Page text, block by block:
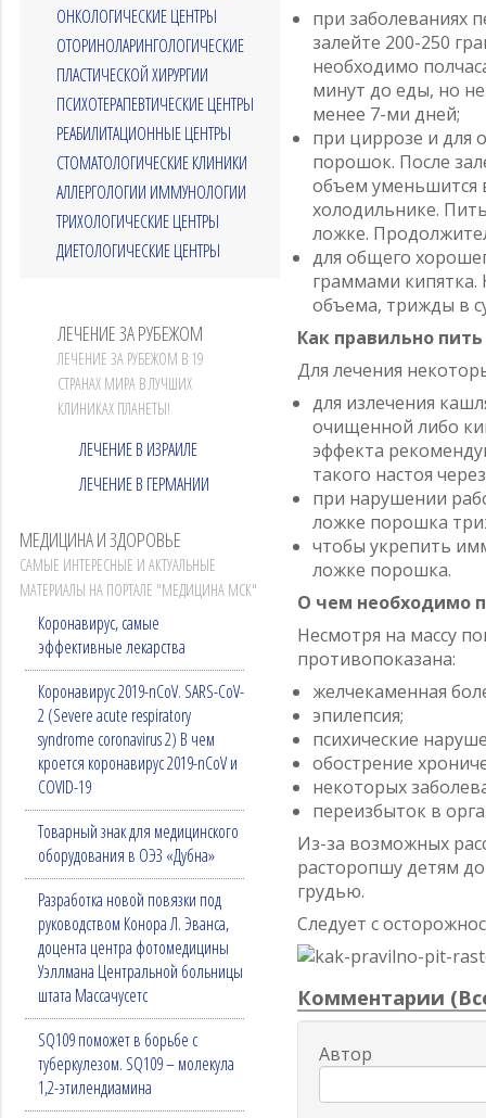
при заболеваниях
залейте 200-250
необходимо
минут до еды, но
менее 7-ми дней;
при циррозе и для
порошок. После
объем уменьшится
холодильнике.
ложке.
для общего
граммами кипятка.
объема, трижды в
Как правильно
Для лечения
для излечения
очищенной либо
эффекта
такого настоя
при нарушении
ложке порошка
чтобы укрепить
ложке порошка.
О чем необходимо
Несмотря на массу
противопоказана:
желчекаменная
эпилепсия;
психические
обострение
некоторых
переизбыток в
Из-за возможных
расторопшу детям
грудью.
Следует с
Комментарии (
Автор
ОНКОЛОГИЧЕСКИЕ ЦЕНТРЫ
ОТОРИНОЛАРИНГОЛОГИЧЕСКИЕ
ПЛАСТИЧЕСКОЙ ХИРУРГИИ
ПСИХОТЕРАПЕВТИЧЕСКИЕ ЦЕНТРЫ
РЕАБИЛИТАЦИОННЫЕ ЦЕНТРЫ
СТОМАТОЛОГИЧЕСКИЕ КЛИНИКИ
АЛЛЕРГОЛОГИИ ИММУНОЛОГИИ
ТРИХОЛОГИЧЕСКИЕ ЦЕНТРЫ
ДИЕТОЛОГИЧЕСКИЕ ЦЕНТРЫ
ЛЕЧЕНИЕ ЗА РУБЕЖОМ
ЛЕЧЕНИЕ ЗА РУБЕЖОМ В 19
СТРАНАХ МИРА В ЛУЧШИХ
КЛИНИКАХ ПЛАНЕТЫ!
ЛЕЧЕНИЕ В ИЗРАИЛЕ
ЛЕЧЕНИЕ В ГЕРМАНИИ
МЕДИЦИНА И ЗДОРОВЬЕ
САМЫЕ ИНТЕРЕСНЫЕ И АКТУАЛЬНЫЕ
МАТЕРИАЛЫ НА ПОРТАЛЕ "МЕДИЦИНА МСК"
Коронавирус, самые
эффективные лекарства
Коронавирус 2019-nCoV. SARS-CoV-
2 (Severe acute respiratory
syndrome coronavirus 2) В чем
кроется коронавирус 2019-nCoV и
COVID-19
Товарный знак для медицинского
оборудования в ОЭЗ «Дубна»
Разработка новой повязки под
руководством Конора Л. Эванса,
доцента центра фотомедицины
Уэллмана Центральной больницы
штата Массачусетс
SQ109 поможет в борьбе с
туберкулезом. SQ109 – молекула
1,2-этилендиамина